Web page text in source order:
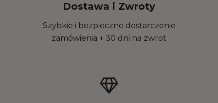
Dostawa i Zwroty
Szybkie i bezpieczne dostarczenie
zamówienia + 30 dni na zwrot